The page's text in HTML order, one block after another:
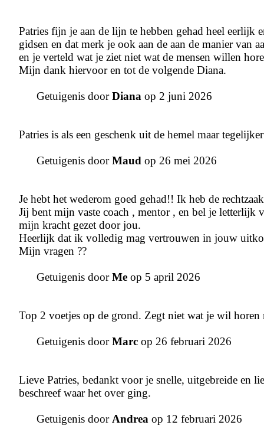
Patries fijn je aan de lijn te hebben gehad heel
gidsen en dat merk je ook aan de aan de manier van
en je verteld wat je ziet niet wat de mensen willen
Mijn dank hiervoor en tot de volgende Diana.
Getuigenis doorDiana op 2 juni 2026
Patries is als een geschenk uit de hemel maar
Getuigenis doorMaud op 26 mei 2026
Je hebt het wederom goed gehad!! Ik heb de
Jij bent mijn vaste coach , mentor , en bel je
mijn kracht gezet door jou.
Heerlijk dat ik volledig mag vertrouwen in jouw
Mijn vragen ??
Getuigenis doorMe op 5 april 2026
Top 2 voetjes op de grond. Zegt niet wat je wil horen
Getuigenis doorMarc op 26 februari 2026
Lieve Patries, bedankt voor je snelle, uitgebreide en
beschreef waar het over ging.
Getuigenis doorAndrea op 12 februari 2026